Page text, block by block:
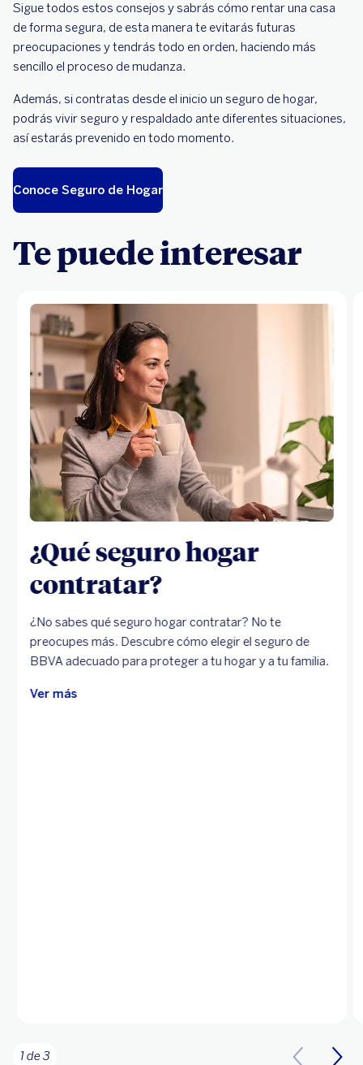
Sigue todos estos consejos y sabrás cómo rentar una casa
de forma segura, de esta manera te evitarás futuras
preocupaciones y tendrás todo en orden, haciendo más
sencillo el proceso de mudanza.
Además, si contratas desde el inicio un seguro de hogar,
podrás vivir seguro y respaldado ante diferentes situaciones,
así estarás prevenido en todo momento.
Conoce Seguro de Hogar
Te puede interesar
¿Qué seguro hogar
contratar?
¿No sabes qué seguro hogar contratar? No te
preocupes más. Descubre cómo elegir el seguro de
BBVA adecuado para proteger a tu hogar y a tu familia.
Ver más
1 de 3